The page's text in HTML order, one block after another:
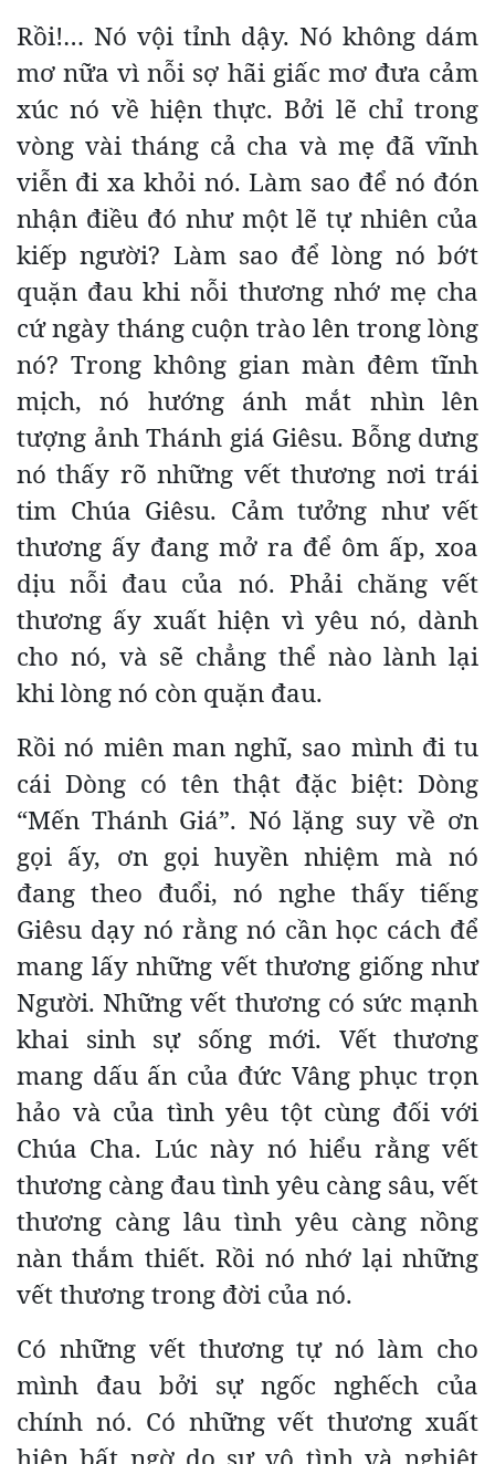
Rồi!… Nó vội tỉnh dậy. Nó không dám
mơ nữa vì nỗi sợ hãi giấc mơ đưa cảm
xúc nó về hiện thực. Bởi lẽ chỉ trong
vòng vài tháng cả cha và mẹ đã vĩnh
viễn đi xa khỏi nó. Làm sao để nó đón
nhận điều đó như một lẽ tự nhiên của
kiếp người? Làm sao để lòng nó bớt
quặn đau khi nỗi thương nhớ mẹ cha
cứ ngày tháng cuộn trào lên trong lòng
nó? Trong không gian màn đêm tĩnh
mịch, nó hướng ánh mắt nhìn lên
tượng ảnh Thánh giá Giêsu. Bỗng dưng
nó thấy rõ những vết thương nơi trái
tim Chúa Giêsu. Cảm tưởng như vết
thương ấy đang mở ra để ôm ấp, xoa
dịu nỗi đau của nó. Phải chăng vết
thương ấy xuất hiện vì yêu nó, dành
cho nó, và sẽ chẳng thể nào lành lại
khi lòng nó còn quặn đau.
Rồi nó miên man nghĩ, sao mình đi tu
cái Dòng có tên thật đặc biệt: Dòng
“Mến Thánh Giá”. Nó lặng suy về ơn
gọi ấy, ơn gọi huyền nhiệm mà nó
đang theo đuổi, nó nghe thấy tiếng
Giêsu dạy nó rằng nó cần học cách để
mang lấy những vết thương giống như
Người. Những vết thương có sức mạnh
khai sinh sự sống mới. Vết thương
mang dấu ấn của đức Vâng phục trọn
hảo và của tình yêu tột cùng đối với
Chúa Cha. Lúc này nó hiểu rằng vết
thương càng đau tình yêu càng sâu, vết
thương càng lâu tình yêu càng nồng
nàn thắm thiết. Rồi nó nhớ lại những
vết thương trong đời của nó.
Có những vết thương tự nó làm cho
mình đau bởi sự ngốc nghếch của
chính nó. Có những vết thương xuất